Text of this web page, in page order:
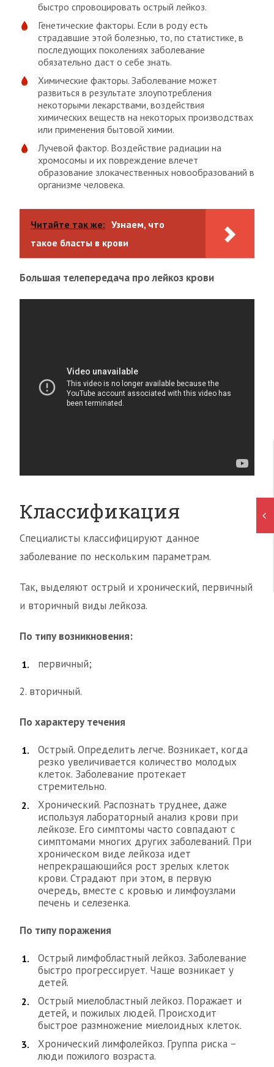
быстро спровоцировать острый лейкоз.
Генетические факторы. Если в роду есть
страдавшие этой болезнью, то, по статистике, в
последующих поколениях заболевание
обязательно даст о себе знать.
Химические факторы. Заболевание может
развиться в результате злоупотребления
некоторыми лекарствами, воздействия
химических веществ на некоторых производствах
или применения бытовой химии.
Лучевой фактор. Воздействие радиации на
хромосомы и их повреждение влечет
образование злокачественных новообразований в
организме человека.
Читайте так же: Узнаем, что
такое бласты в крови
Большая телепередача про лейкоз крови
Классификация
Специалисты классифицируют данное
заболевание по нескольким параметрам.
Так, выделяют острый и хронический, первичный
и вторичный виды лейкоза.
По типу возникновения:
первичный;
2. вторичный.
По характеру течения
Острый. Определить легче. Возникает, когда
резко увеличивается количество молодых
клеток. Заболевание протекает
стремительно.
Хронический. Распознать труднее, даже
используя лабораторный анализ крови при
лейкозе. Его симптомы часто совпадают с
симптомами многих других заболеваний. При
хроническом виде лейкоза идет
непрекращающийся рост зрелых клеток
крови. Страдают при этом, в первую
очередь, вместе с кровью и лимфоузлами
печень и селезенка.
По типу поражения
Острый лимфобластный лейкоз. Заболевание
быстро прогрессирует. Чаще возникает у
детей.
Острый миелобластный лейкоз. Поражает и
детей, и пожилых людей. Происходит
быстрое размножение миелоидных клеток.
Хронический лимфолейкоз. Группа риска –
люди пожилого возраста.